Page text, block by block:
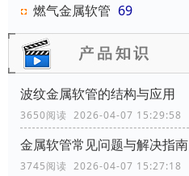
燃气金属软管 69
波纹金属软管的结构与应用
3650阅读 2026-04-07 15:29:58
金属软管常见问题与解决指南
3745阅读 2026-04-07 15:27:18